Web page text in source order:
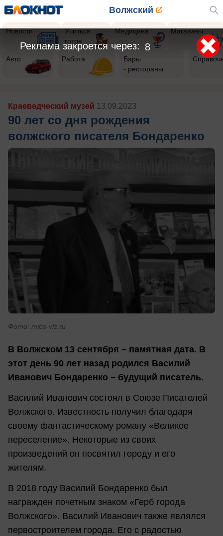
Волжский
Новости
Учиться
готов
Медицина Магазины
Авто Работа
Бары
- рестораны
Краеведческий музей 13.09.2023
90 лет со дня рождения
волжского писателя Бондаренко
Фото: mibs-vlz.ru
В Волжском 13 сентября – памятная дата. В
этот день 90 лет назад родился Василий
Иванович Бондаренко – будущий писатель.
Василий Иванович состоял в Союзе Писателей
Волжского. Известность получил благодаря
своему фантастическому роману «Великое
переселение». Некоторые из своих
произведений он посвятил городу и его
жителям.
В 2018 году Василий Бондаренко был
награжден почетным знаком «Герб города
Волжского». Василий Иванович также являлся
первостроителем города. Его с радостью
5
Реклама закроется через: